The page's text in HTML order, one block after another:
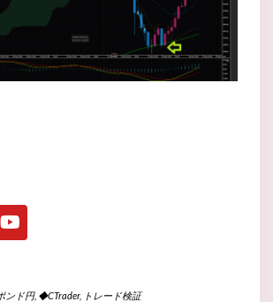
ンド円, ◆CTrader, トレード検証